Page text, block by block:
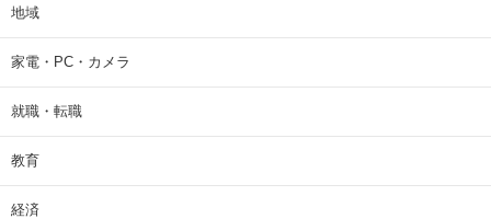
地域
家電・PC・カメラ
就職・転職
教育
経済